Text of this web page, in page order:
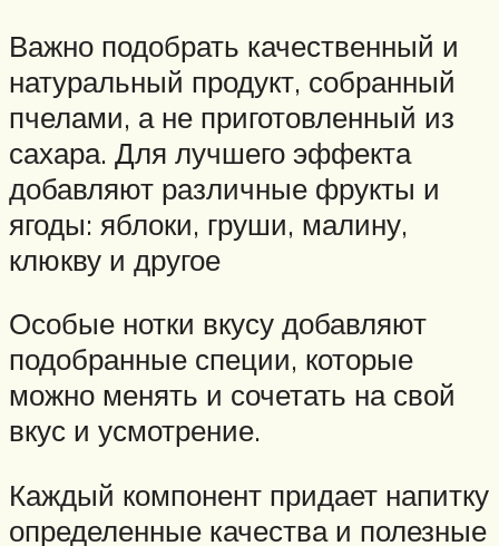
Важно подобрать качественный и
натуральный продукт, собранный
пчелами, а не приготовленный из
сахара. Для лучшего эффекта
добавляют различные фрукты и
ягоды: яблоки, груши, малину,
клюкву и другое
Особые нотки вкусу добавляют
подобранные специи, которые
можно менять и сочетать на свой
вкус и усмотрение.
Каждый компонент придает напитку
определенные качества и полезные